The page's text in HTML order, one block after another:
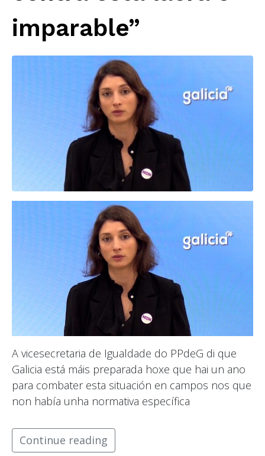
imparable”
A vicesecretaria de Igualdade do PPdeG di que
Galicia está máis preparada hoxe que hai un ano
para combater esta situación en campos nos que
non había unha normativa específica
Continue reading